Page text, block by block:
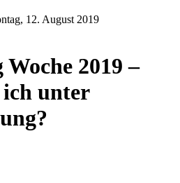
12. August 2019
2019 –
ich unter